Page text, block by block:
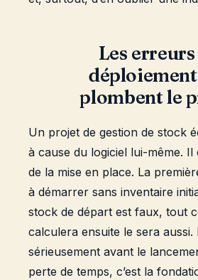
Les erreurs
plombent le
Un projet de gestion de stock
à cause du logiciel lui-même. Il
de la mise en place. La
à démarrer sans inventaire
stock de départ est faux, tout
calculera ensuite le sera aussi.
sérieusement avant le
perte de temps, c’est la